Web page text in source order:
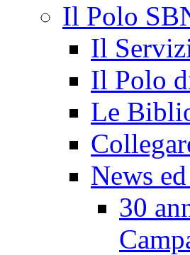
Il Polo
Il
Il Polo
Le
News
30